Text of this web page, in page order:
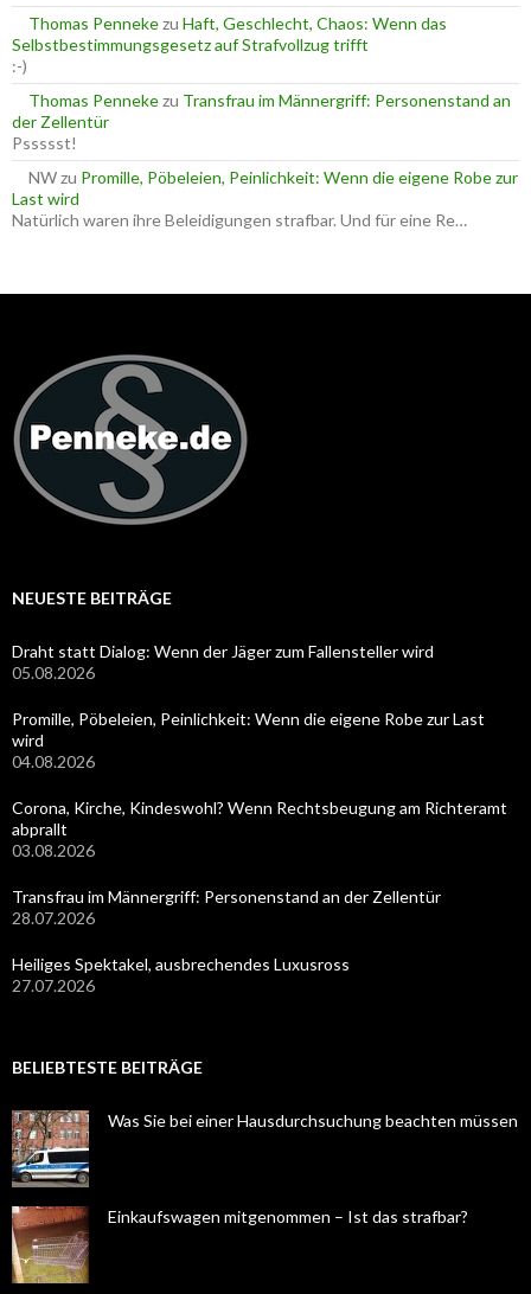
Thomas Pennekezu Haft, Geschlecht, Chaos: Wenn das
Selbstbestimmungsgesetz auf Strafvollzug trifft
:-)
Thomas Pennekezu Transfrau im Männergriff: Personenstand an
der Zellentür
Pssssst!
NWzu Promille, Pöbeleien, Peinlichkeit: Wenn die eigene Robe zur
Last wird
Natürlich waren ihre Beleidigungen strafbar. Und für eine Re…
NEUESTE BEITRÄGE
Draht statt Dialog: Wenn der Jäger zum Fallensteller wird
05.08.2026
Promille, Pöbeleien, Peinlichkeit: Wenn die eigene Robe zur Last
wird
04.08.2026
Corona, Kirche, Kindeswohl? Wenn Rechtsbeugung am Richteramt
abprallt
03.08.2026
Transfrau im Männergriff: Personenstand an der Zellentür
28.07.2026
Heiliges Spektakel, ausbrechendes Luxusross
27.07.2026
BELIEBTESTE BEITRÄGE
Was Sie bei einer Hausdurchsuchung beachten müssen
Einkaufswagen mitgenommen – Ist das strafbar?